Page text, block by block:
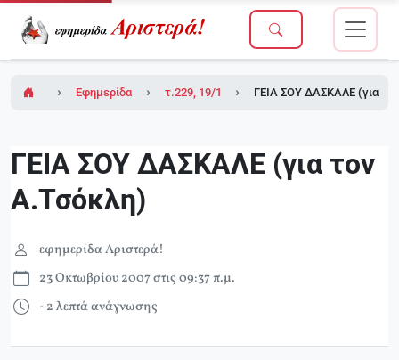
Εφημερίδα Αριστερά!τ.229, 19/10/2007 (σε ένθετο οι σελίδες
ΓΕΙΑ ΣΟΥ ΔΑΣΚΑΛΕ (για
ΓΕΙΑ ΣΟΥ ΔΑΣΚΑΛΕ (για τον
Α.Τσόκλη)
εφημερίδα Αριστερά!
23 Οκτωβρίου 2007 στις 09:37 π.μ.
~2 λεπτά ανάγνωσης